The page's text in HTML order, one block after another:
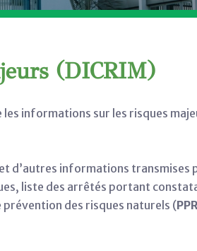
(DICRIM)
les informations sur les risques
d’autres informations transmises
liste des arrêtés portant
des risques naturels (